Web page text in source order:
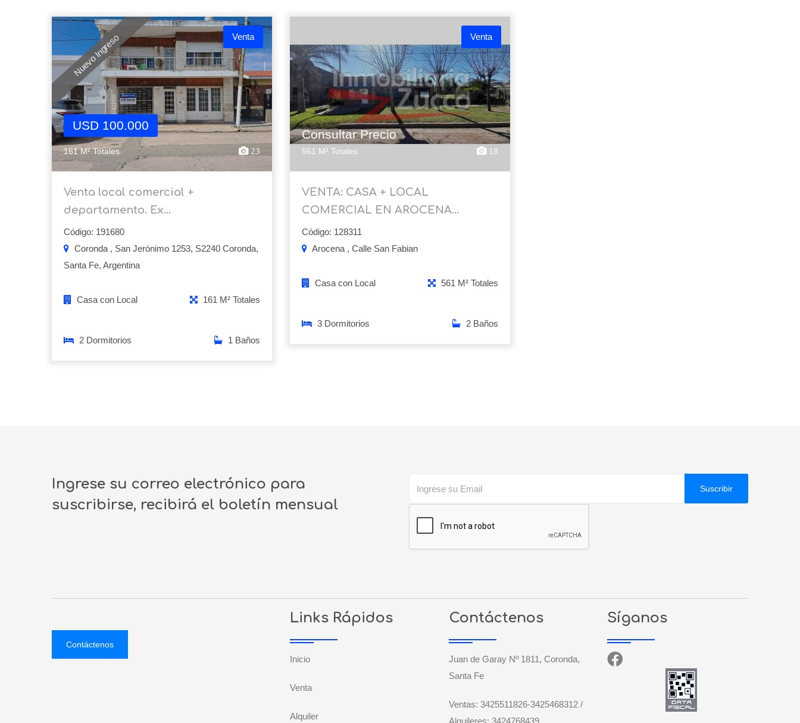
Nuevo Ingreso Venta
USD 100.000
161 M² Totales 23
Venta local comercial +
departamento. Ex...
Código: 191680
Coronda , San Jerónimo 1253, S2240 Coronda,
Santa Fe, Argentina
Casa con Local 161 M² Totales
2 Dormitorios 1 Baños
Venta
Consultar Precio
561 M² Totales 18
VENTA: CASA + LOCAL
COMERCIAL EN AROCENA...
Código: 128311
Arocena , Calle San Fabian
Casa con Local 561 M² Totales
3 Dormitorios 2 Baños
Ingrese su correo electrónico para
suscribirse, recibirá el boletín mensual
Suscribir
Contáctenos
Links Rápidos
Inicio
Venta
Alquiler
Contáctenos
Juan de Garay Nº 1811, Coronda,
Santa Fe
Ventas: 3425511826-3425468312 /
Alquileres: 3424768439
Síganos